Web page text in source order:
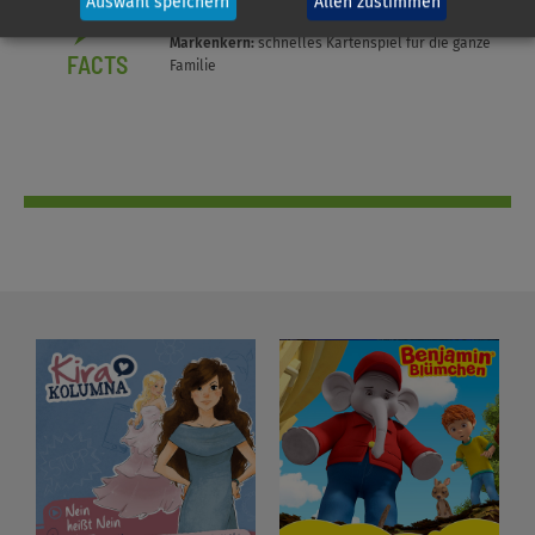
FACTS
Markenkern:schnelles Kartenspiel für die ganze
Familie